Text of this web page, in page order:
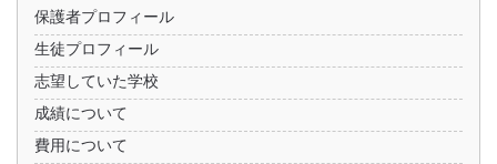
保護者プロフィール
生徒プロフィール
志望していた学校
成績について
費用について